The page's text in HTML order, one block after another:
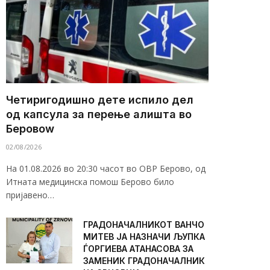
Четиригодишно дете испило дел
од капсула за перење алишта во
Беровоw
02/08/2026
На 01.08.2026 во 20:30 часот во ОВР Берово, од
Итната медицинска помош Берово било
пријавено…
ГРАДОНАЧАЛНИКОТ ВАНЧО
МИТЕВ ЈА НАЗНАЧИ ЉУПКА
ЃОРГИЕВА АТАНАСОВА ЗА
ЗАМЕНИК ГРАДОНАЧАЛНИК